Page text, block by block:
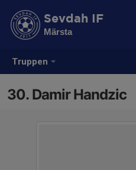
Truppen
Sevdah IF
Märsta
30. Damir Handzic